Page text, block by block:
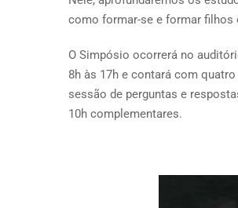
como formar-se e formar filhos
O Simpósio ocorrerá no
8h às 17h e contará com
sessão de perguntas e
10h complementares.